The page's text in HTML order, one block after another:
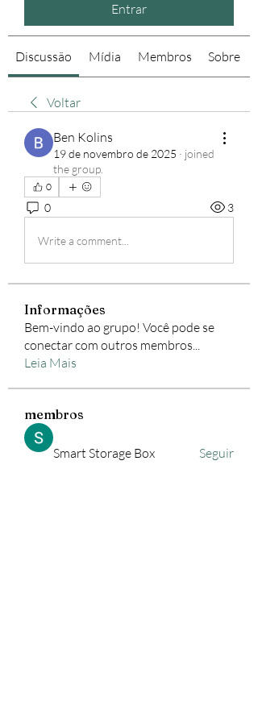
Entrar
Discussão Mídia Membros Sobre
Voltar
Ben Kolins
19 de novembro de 2025 · joined
the group.
0
0 3
Write a comment...
Informações
Bem-vindo ao grupo! Você pode se
conectar com outros membros...
Leia Mais
membros
Smart Storage Box Seguir